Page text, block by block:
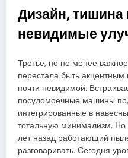
Дизайн, тишина
невидимые
Третье, но не менее
перестала быть
почти невидимой.
посудомоечные машины
интегрированные в
тотальную минимализм. Но
лет назад работающий
разговаривать. Сегодня